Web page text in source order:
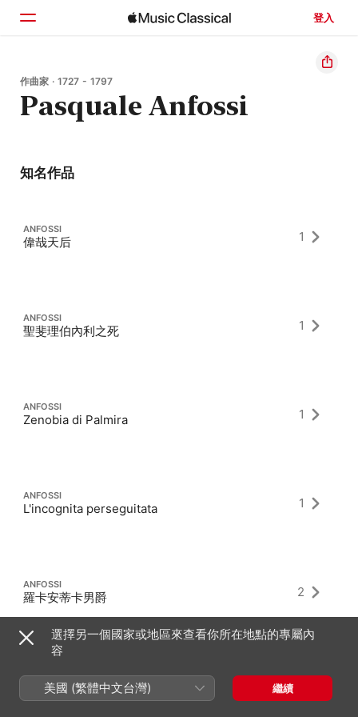
登入
首頁
瀏覽
作曲家 · 1727 - 1797
Pasquale Anfossi
知名作品
ANFOSSI
偉哉天后 1
ANFOSSI
聖斐理伯內利之死 1
ANFOSSI
Zenobia di Palmira 1
ANFOSSI
L'incognita perseguitata 1
ANFOSSI
羅卡安蒂卡男爵 2
選擇另一個國家或地區來查看你所在地點的專屬內
容
美國 (繁體中文台灣) 繼續